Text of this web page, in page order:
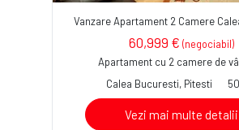
Vanzare Apartament 2 Camere
60,999 € (negociabil)
Apartament cu 2 camere de
Calea Bucuresti, Pitesti
Vezi mai multe detalii